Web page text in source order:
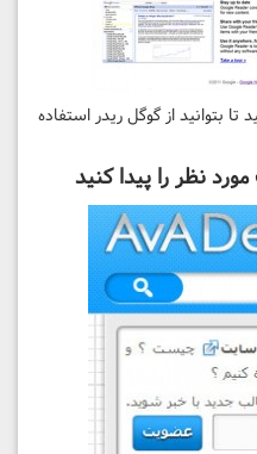
تا بتوانید از گوگل ریدر استفاده